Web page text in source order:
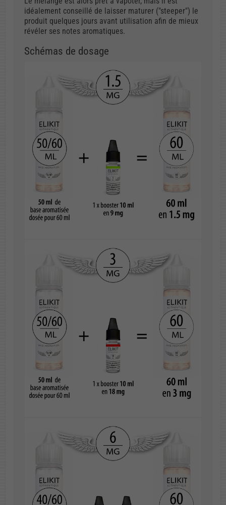
idéalement conseillé de laisser maturer ("steeper") le
produit quelques jours avant utilisation afin de mieux
révéler ses notes aromatiques.
Schémas de dosage